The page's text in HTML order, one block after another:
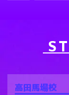
高田馬場校